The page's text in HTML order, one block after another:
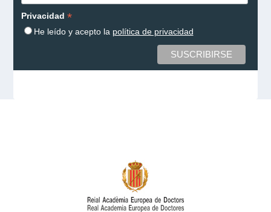
Privacidad *
He leído y acepto la política de privacidad